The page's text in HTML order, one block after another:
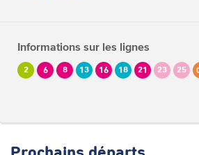
Informations sur les lignes
2 6 8 13 16 18 21 23 25